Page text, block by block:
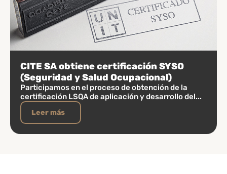
CITE SA obtiene certificación SYSO
(Seguridad y Salud Ocupacional)
Participamos en el proceso de obtención de la
certificación LSQA de aplicación y desarrollo del...
Leer más